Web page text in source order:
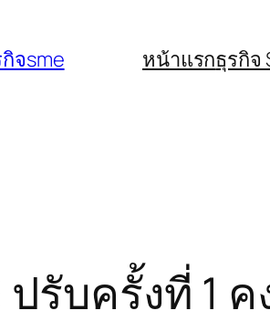
จsme หน้าแรกธุรกิจ
รับครั้งที่ 1 ค